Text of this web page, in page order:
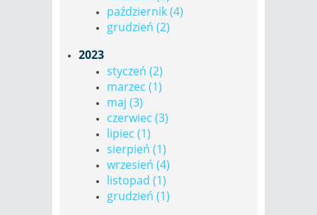
październik (4)
grudzień (2)
2023
styczeń (2)
marzec (1)
maj (3)
czerwiec (3)
lipiec (1)
sierpień (1)
wrzesień (4)
listopad (1)
grudzień (1)